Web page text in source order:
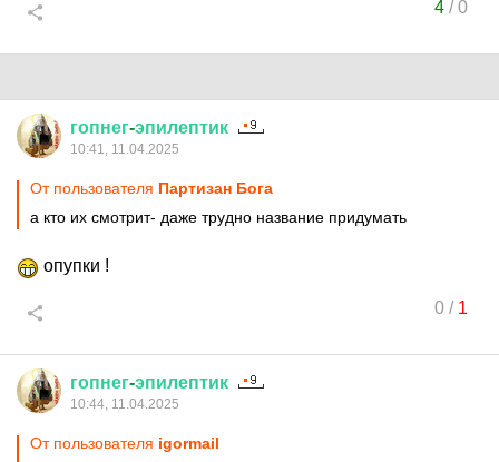
4/0
гопнег-эпилептик
10:41, 11.04.2025
От пользователя Партизан Бога
а кто их смотрит- даже трудно название придумать
опупки !
0/ 1
гопнег-эпилептик
10:44, 11.04.2025
От пользователя igormail